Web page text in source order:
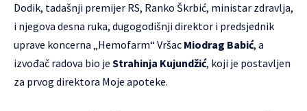
Dodik, tadašnji premijer RS, Ranko Škrbić, ministar zdravlja,
i njegova desna ruka, dugogodišnji direktor i predsjednik
uprave koncerna „Hemofarm“ Vršac Miodrag Babić, a
izvođač radova bio je Strahinja Kujundžić, koji je postavljen
za prvog direktora Moje apoteke.